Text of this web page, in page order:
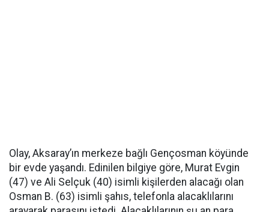
Olay, Aksaray’ın merkeze bağlı Gençosman köyünde
bir evde yaşandı. Edinilen bilgiye göre, Murat Evgin
(47) ve Ali Selçuk (40) isimli kişilerden alacağı olan
Osman B. (63) isimli şahıs, telefonla alacaklılarını